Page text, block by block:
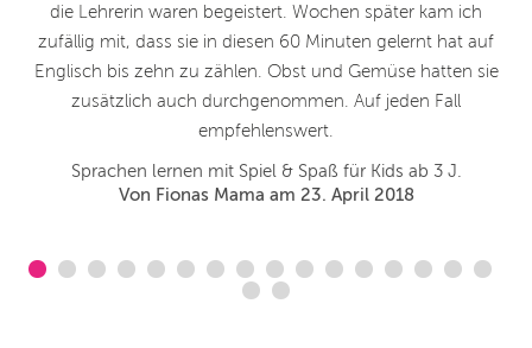
die Lehrerin waren begeistert. Wochen später kam ich
zufällig mit, dass sie in diesen 60 Minuten gelernt hat auf
Englisch bis zehn zu zählen. Obst und Gemüse hatten sie
zusätzlich auch durchgenommen. Auf jeden Fall
empfehlenswert.
Sprachen lernen mit Spiel & Spaß für Kids ab 3 J.
Von Fionas Mama am 23. April 2018